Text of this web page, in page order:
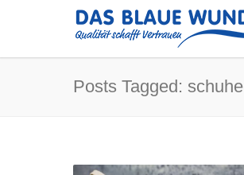
Posts Tagged: schuhe